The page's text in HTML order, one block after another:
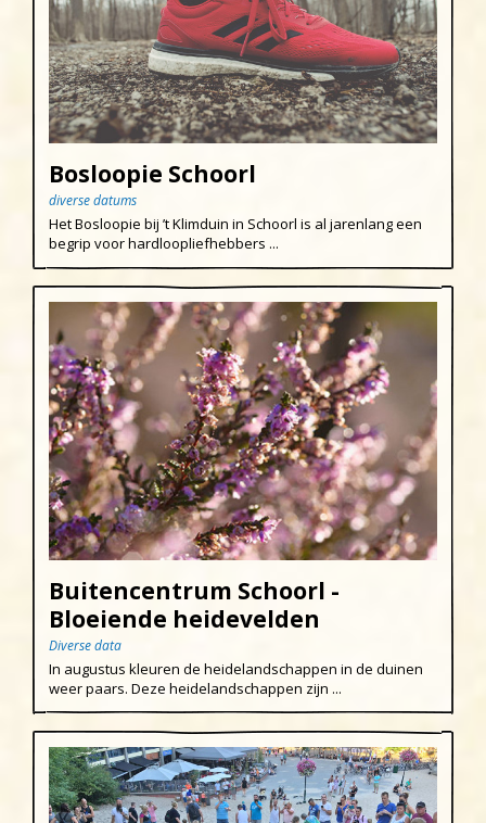
Bosloopie Schoorl
diverse datums
Het Bosloopie bij ’t Klimduin in Schoorl is al jarenlang een
begrip voor hardloopliefhebbers ...
Buitencentrum Schoorl -
Bloeiende heidevelden
Diverse data
In augustus kleuren de heidelandschappen in de duinen
weer paars. Deze heidelandschappen zijn ...